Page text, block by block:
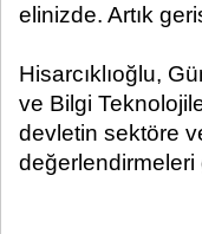
elinizde. Artık
Hisarcıklıoğlu,
ve Bilgi
devletin sektöre
değerlendirmeleri